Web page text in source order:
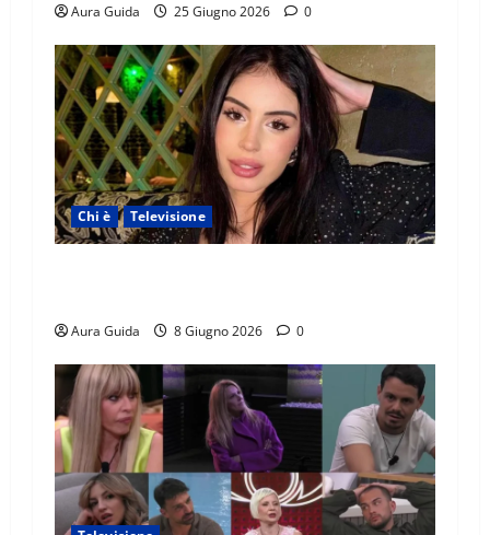
Aura Guida 25 Giugno 2026 0
Chi è Televisione
Aura Guida 8 Giugno 2026 0